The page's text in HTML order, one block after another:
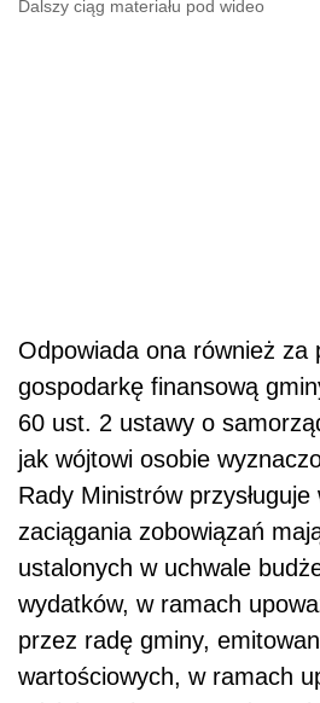
Dalszy ciąg materiału pod wideo
Odpowiada ona również za
gospodarkę finansową
60 ust. 2 ustawy o
jak wójtowi osobie
Rady Ministrów przysługuje
zaciągania zobowiązań
ustalonych w uchwale
wydatków, w ramach
przez radę gminy,
wartościowych, w ramach